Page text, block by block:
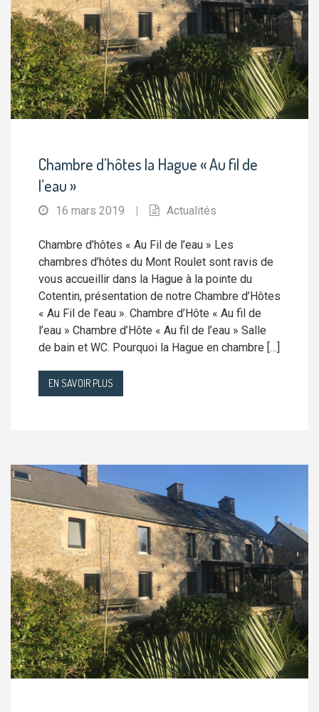
Chambre d’hôtes la Hague « Au fil de
l’eau »
16 mars 2019 | Actualités
Chambre d’hôtes « Au Fil de l’eau » Les
chambres d’hôtes du Mont Roulet sont ravis de
vous accueillir dans la Hague à la pointe du
Cotentin, présentation de notre Chambre d’Hôtes
« Au Fil de l’eau ». Chambre d’Hôte « Au fil de
l’eau » Chambre d’Hôte « Au fil de l’eau » Salle
de bain et WC. Pourquoi la Hague en chambre […]
EN SAVOIR PLUS